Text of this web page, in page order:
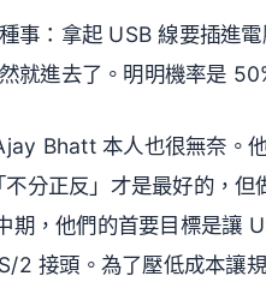
事：拿起 USB 線要插進
進去了。明明機率是
Bhatt 本人也很無奈。
分正反」才是最好的，
期，他們的首要目標是讓
2 接頭。為了壓低成本讓